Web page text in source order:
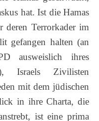
hat. Ist die Hamas
deren Terrorkader im
gefangen halten (an
ausweislich ihres
Israels Zivilisten
mit dem jüdischen
in ihre Charta, die
ist eine prima